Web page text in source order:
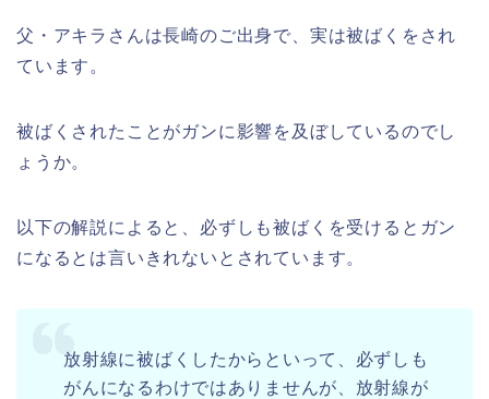
父・アキラさんは長崎のご出身で、実は被ばくをされ
ています。
被ばくされたことがガンに影響を及ぼしているのでし
ょうか。
以下の解説によると、必ずしも被ばくを受けるとガン
になるとは言いきれないとされています。
放射線に被ばくしたからといって、必ずしも
がんになるわけではありませんが、放射線が